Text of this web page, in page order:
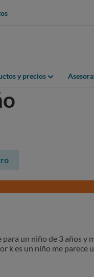
y precios
un niño de 3 años y
k es un niño me